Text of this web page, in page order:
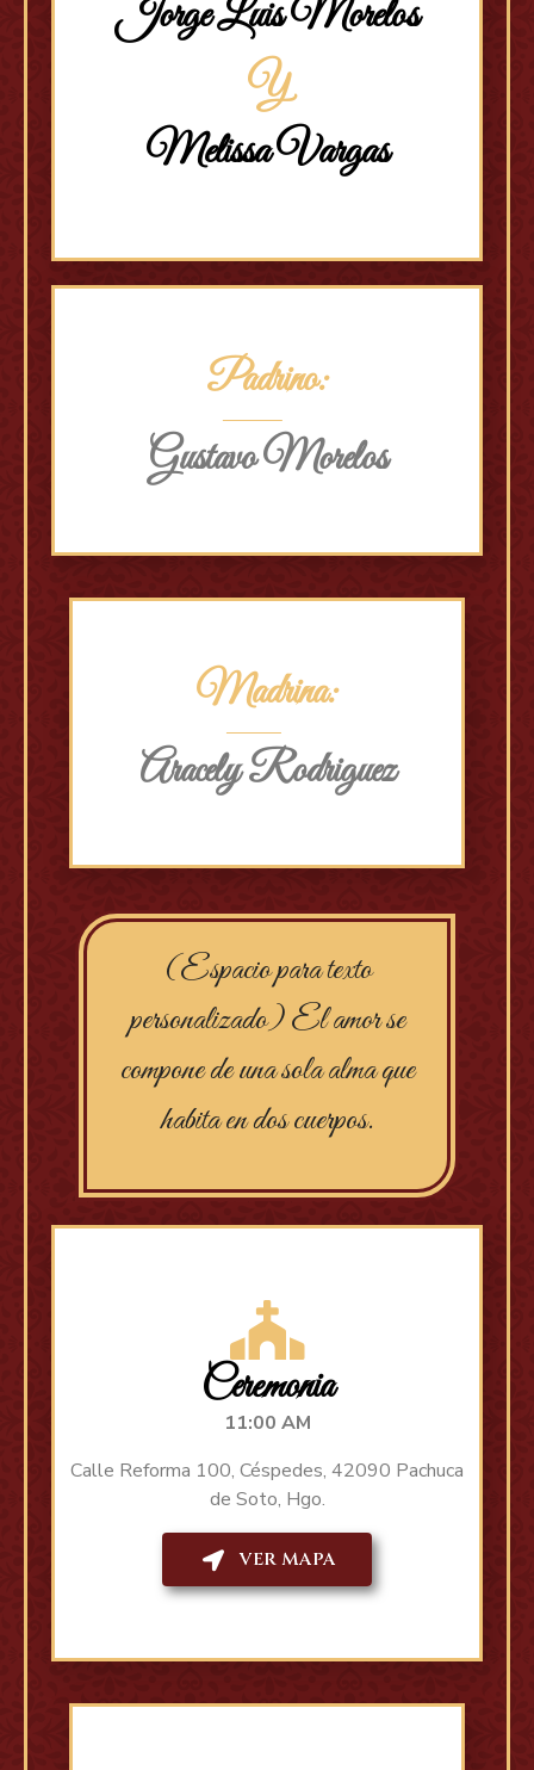
Jorge Luis Morelos
Y
Melissa Vargas
Padrino:
Gustavo Morelos
Madrina:
Aracely Rodriguez
(Espacio para texto
personalizado) El amor se
compone de una sola alma que
habita en dos cuerpos.
Ceremonia
11:00 AM
Calle Reforma 100, Céspedes, 42090 Pachuca
de Soto, Hgo.
VER MAPA